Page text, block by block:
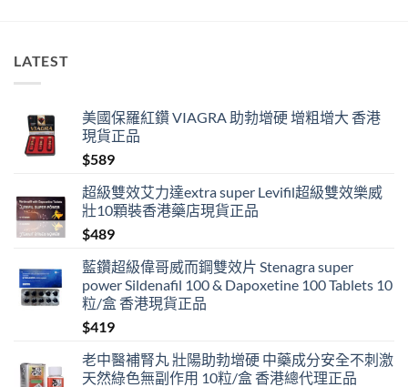
LATEST
美國保羅紅鑽 VIAGRA 助勃增硬 增粗增大 香港
現貨正品
$589
超級雙效艾力達extra super Levifil超級雙效樂威
壯10顆裝香港藥店現貨正品
$489
藍鑽超級偉哥威而鋼雙效片 Stenagra super
power Sildenafil 100 & Dapoxetine 100 Tablets 10
粒/盒 香港現貨正品
$419
老中醫補腎丸 壯陽助勃增硬 中藥成分安全不刺激
天然綠色無副作用 10粒/盒 香港總代理正品